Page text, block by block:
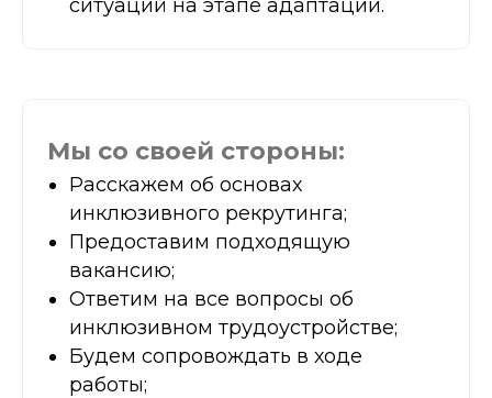
ситуаций на этапе адаптации.
Мы со своей стороны:
Расскажем об основах
инклюзивного рекрутинга;
Предоставим подходящую
вакансию;
Ответим на все вопросы об
инклюзивном трудоустройстве;
Будем сопровождать в ходе
работы;